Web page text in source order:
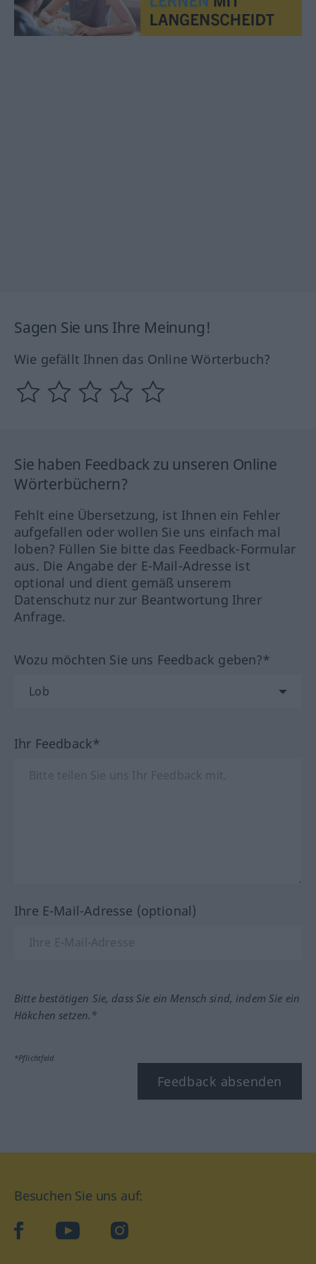
Sagen Sie uns Ihre Meinung!
Wie gefällt Ihnen das Online Wörterbuch?
Sie haben Feedback zu unseren Online
Wörterbüchern?
Fehlt eine Übersetzung, ist Ihnen ein Fehler
aufgefallen oder wollen Sie uns einfach mal
loben? Füllen Sie bitte das Feedback-Formular
aus. Die Angabe der E-Mail-Adresse ist
optional und dient gemäß unserem
Datenschutz nur zur Beantwortung Ihrer
Anfrage.
Wozu möchten Sie uns Feedback geben?*
Ihr Feedback*
Ihre E-Mail-Adresse (optional)
Bitte bestätigen Sie, dass Sie ein Mensch sind, indem Sie ein
Häkchen setzen.*
*Pflichtfeld
Feedback absenden
Besuchen Sie uns auf:
facebookYouTube Instagram